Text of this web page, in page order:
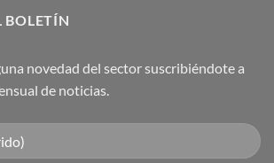
BOLETÍN
novedad del sector suscribiéndote a
de noticias.